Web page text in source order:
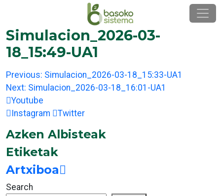
content
Simulacion_2026-03-
18_15:49-UA1
Post
navigation
Previous: Simulacion_2026-03-18_15:33-UA1
Next: Simulacion_2026-03-18_16:01-UA1
Youtube
Instagram
Twitter
Azken Albisteak
Etiketak
Artxiboa
Search